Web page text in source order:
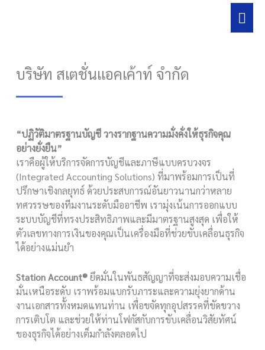
บริษัท สเตชั่นแอคเค้าท์ จำกัด
“ปฏิวัติมาตรฐานบัญชี วางรากฐานความมั่งคั่งให้ธุรกิจคุณ
อย่างยั่งยืน”
เราคือผู้ให้บริการจัดการบัญชีและภาษีแบบครบวงจร
(Integrated Accounting Solutions) ที่มาพร้อมการเป็นที่
ปรึกษาเชิงกลยุทธ์ ด้วยประสบการณ์อันยาวนานกว่าหลาย
ทศวรรษของทีมงานระดับมืออาชีพ เรามุ่งเน้นการออกแบบ
ระบบบัญชีที่ทรงประสิทธิภาพและมีมาตรฐานสูงสุด เพื่อให้
ตัวเลขทางการเงินของคุณเป็นเครื่องมือที่ช่วยขับเคลื่อนธุรกิจ
ได้อย่างแม่นยำ
Station Account®ยึดมั่นในพันธสัญญาที่จะส่งมอบความเชื่อ
มั่นเหนือระดับ เราพร้อมแบกรับภาระและความยุ่งยากด้าน
งานเอกสารทั้งหมดแทนท่าน เพื่อขจัดทุกอุปสรรคที่ขัดขวาง
การเติบโต และช่วยให้ท่านโฟกัสกับการขับเคลื่อนวิสัยทัศน์
ของธุรกิจได้อย่างเต็มกำลังตลอดไป